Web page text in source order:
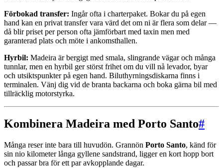
Förbokad transfer: Ingår ofta i charterpaket. Bokar du på egen
hand kan en privat transfer vara värd det om ni är flera som delar —
då blir priset per person ofta jämförbart med taxin men med
garanterad plats och möte i ankomsthallen.
Hyrbil: Madeira är bergigt med smala, slingrande vägar och många
tunnlar, men en hyrbil ger störst frihet om du vill nå levador, byar
och utsiktspunkter på egen hand. Biluthyrningsdiskarna finns i
terminalen. Vänj dig vid de branta backarna och boka gärna bil med
tillräcklig motorstyrka.
Kombinera Madeira med Porto Santo#
Många reser inte bara till huvudön. Grannön Porto Santo, känd för
sin nio kilometer långa gyllene sandstrand, ligger en kort hopp bort
och passar bra för ett par avkopplande dagar.